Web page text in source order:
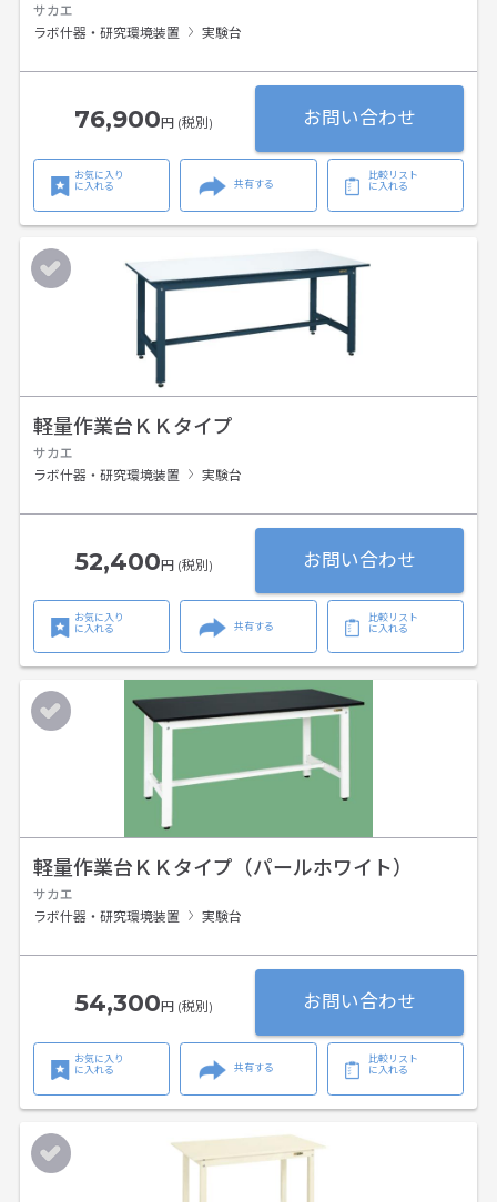
サカエ
ラボ什器・研究環境装置
実験台
76,900円 (税別) お問い合わせ
お気に入り
に入れる
共有する
比較リスト
に入れる
軽量作業台ＫＫタイプ
サカエ
ラボ什器・研究環境装置
実験台
52,400円 (税別) お問い合わせ
お気に入り
に入れる
共有する
比較リスト
に入れる
軽量作業台ＫＫタイプ（パールホワイト）
サカエ
ラボ什器・研究環境装置
実験台
54,300円 (税別) お問い合わせ
お気に入り
に入れる
共有する
比較リスト
に入れる